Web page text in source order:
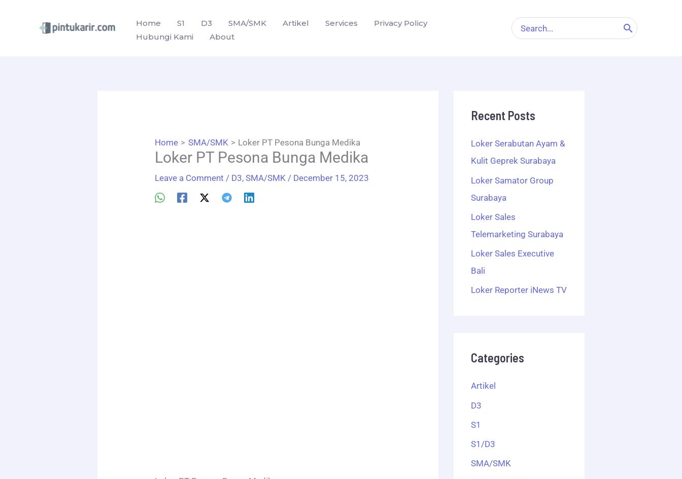
Home S1 D3 SMA/SMK Artikel Services
Privacy Policy
Hubungi Kami
About
Search
for:
Home SMA/SMK Loker PT Pesona Bunga Medika
Loker PT Pesona Bunga Medika
Leave a Comment / D3,SMA/SMK / December 15, 2023
Recent Posts
Loker Serabutan Ayam &
Kulit Geprek Surabaya
Loker Samator Group
Surabaya
Loker Sales
Telemarketing Surabaya
Loker Sales Executive
Bali
Loker Reporter iNews TV
Categories
Artikel
D3
S1
S1/D3
SMA/SMK